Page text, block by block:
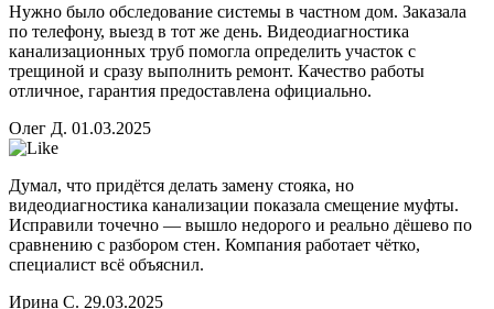
Нужно было обследование системы в частном дом. Заказала
по телефону, выезд в тот же день. Видеодиагностика
канализационных труб помогла определить участок с
трещиной и сразу выполнить ремонт. Качество работы
отличное, гарантия предоставлена официально.
Олег Д. 01.03.2025
Думал, что придётся делать замену стояка, но
видеодиагностика канализации показала смещение муфты.
Исправили точечно — вышло недорого и реально дёшево по
сравнению с разбором стен. Компания работает чётко,
специалист всё объяснил.
Ирина С. 29.03.2025